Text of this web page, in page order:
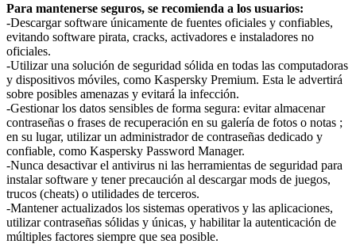
Para mantenerse seguros, se recomienda a los usuarios:
-Descargar software únicamente de fuentes oficiales y confiables,
evitando software pirata, cracks, activadores e instaladores no
oficiales.
-Utilizar una solución de seguridad sólida en todas las computadoras
y dispositivos móviles, como Kaspersky Premium. Esta le advertirá
sobre posibles amenazas y evitará la infección.
-Gestionar los datos sensibles de forma segura: evitar almacenar
contraseñas o frases de recuperación en su galería de fotos o notas ;
en su lugar, utilizar un administrador de contraseñas dedicado y
confiable, como Kaspersky Password Manager.
-Nunca desactivar el antivirus ni las herramientas de seguridad para
instalar software y tener precaución al descargar mods de juegos,
trucos (cheats) o utilidades de terceros.
-Mantener actualizados los sistemas operativos y las aplicaciones,
utilizar contraseñas sólidas y únicas, y habilitar la autenticación de
múltiples factores siempre que sea posible.